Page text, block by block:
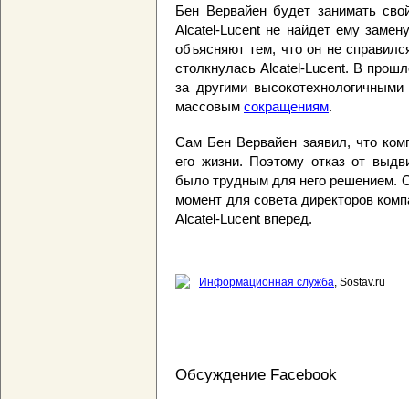
Бен Вервайен будет занимать
Alcatel-Lucent не найдет ему
объясняют тем, что он не
столкнулась Alcatel-Lucent. В
за другими
массовым сокращениям.
Сам Бен Вервайен заявил, что
его жизни. Поэтому отказ от
было трудным для него решением.
момент для совета директоров
Alcatel-Lucent вперед.
Информационная служба, Sostav.ru
Обсуждение Facebook